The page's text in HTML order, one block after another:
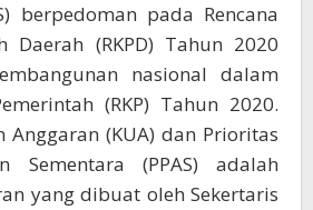
berpedoman pada Rencana
Daerah (RKPD) Tahun 2020
nasional dalam
(RKP) Tahun 2020.
Anggaran (KUA) dan Prioritas
Sementara (PPAS) adalah
yang dibuat oleh Sekertaris